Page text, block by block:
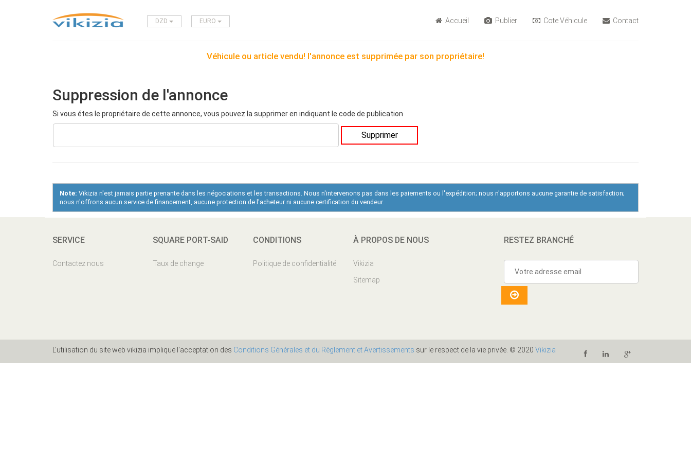
DZD EURO Accueil Publier Cote Véhicule Contact
Véhicule ou article vendu! l'annonce est supprimée par son propriétaire!
Suppression de l'annonce
Si vous étes le propriétaire de cette annonce, vous pouvez la supprimer en indiquant le code de publication
Supprimer
Note: Vikizia n'est jamais partie prenante dans les négociations et les transactions. Nous n'intervenons pas dans les paiements ou l'expédition; nous n'apportons aucune garantie de satisfaction;
nous n'offrons aucun service de financement, aucune protection de l'acheteur ni aucune certification du vendeur.
SERVICE
Contactez nous
SQUARE PORT-SAID
Taux de change
CONDITIONS
Politique de confidentialité
À PROPOS DE NOUS
Vikizia
Sitemap
RESTEZ BRANCHÉ
L'utilisation du site web vikizia implique l'acceptation des Conditions Générales et du Règlement et Avertissements sur le respect de la vie privée. © 2020 Vikizia